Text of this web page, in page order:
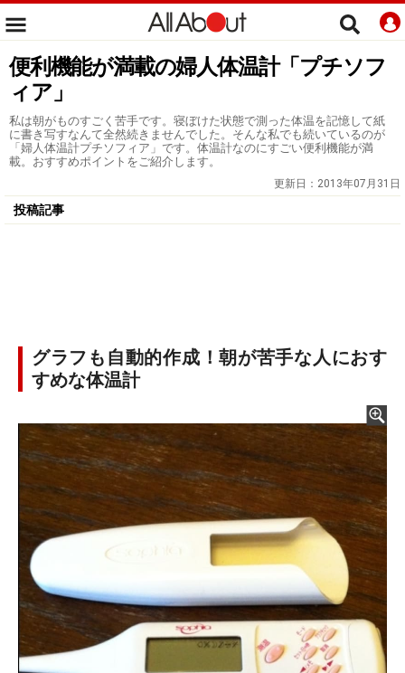
便利機能が満載の婦人体温計「プチソフ
ィア」
私は朝がものすごく苦手です。寝ぼけた状態で測った体温を記憶して紙
に書き写すなんて全然続きませんでした。そんな私でも続いているのが
「婦人体温計プチソフィア」です。体温計なのにすごい便利機能が満
載。おすすめポイントをご紹介します。
更新日： 2013年07月31日
投稿記事
グラフも自動的作成！朝が苦手な人におす
すめな体温計